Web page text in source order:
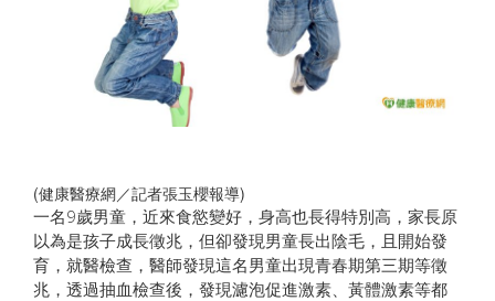
(健康醫療網／記者張玉櫻報導)
一名9歲男童，近來食慾變好，身高也長得特別高，家長原
以為是孩子成長徵兆，但卻發現男童長出陰毛，且開始發
育，就醫檢查，醫師發現這名男童出現青春期第三期等徵
兆，透過抽血檢查後，發現濾泡促進激素、黃體激素等都